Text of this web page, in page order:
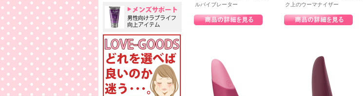
ルバイブレーター
ク上のウーマナイザー